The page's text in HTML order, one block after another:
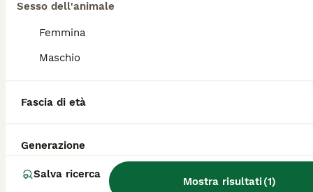
Sesso dell'animale
Femmina
Maschio
Fascia di età
Generazione
Salva ricerca
Mostra risultati(1)
dell'allevatore e la posizione.
Che differenza c'è tra uno
spitz?